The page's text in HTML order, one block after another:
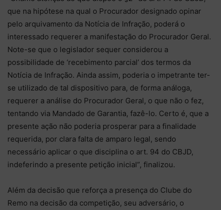
que na hipótese na qual o Procurador designado opinar
pelo arquivamento da Notícia de Infração, poderá o
interessado requerer a manifestação do Procurador Geral.
Note-se que o legislador sequer considerou a
possibilidade de ‘recebimento parcial’ dos termos da
Notícia de Infração. Ainda assim, poderia o impetrante ter-
se utilizado de tal dispositivo para, de forma análoga,
requerer a análise do Procurador Geral, o que não o fez,
tentando via Mandado de Garantia, fazê-lo. Certo é, que a
presente ação não poderia prosperar para a finalidade
requerida, por clara falta de amparo legal, sendo
necessário aplicar o que disciplina o art. 94 do CBJD,
indeferindo a presente petição inicial”, finalizou.
Além da decisão que reforça a presença do Clube do
Remo na decisão da competição, seu adversário, o